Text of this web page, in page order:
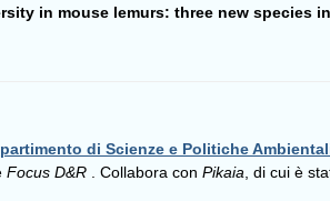
in mouse lemurs: three new species
di Scienze e Politiche
Focus D&R . Collabora con Pikaia , di cui è